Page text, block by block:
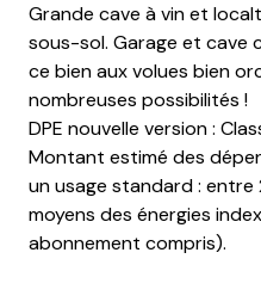
Grande cave à vin et
sous-sol. Garage et cave
ce bien aux volues bien
nombreuses possibilités !
DPE nouvelle version :
Montant estimé des
un usage standard :
moyens des énergies
abonnement compris).